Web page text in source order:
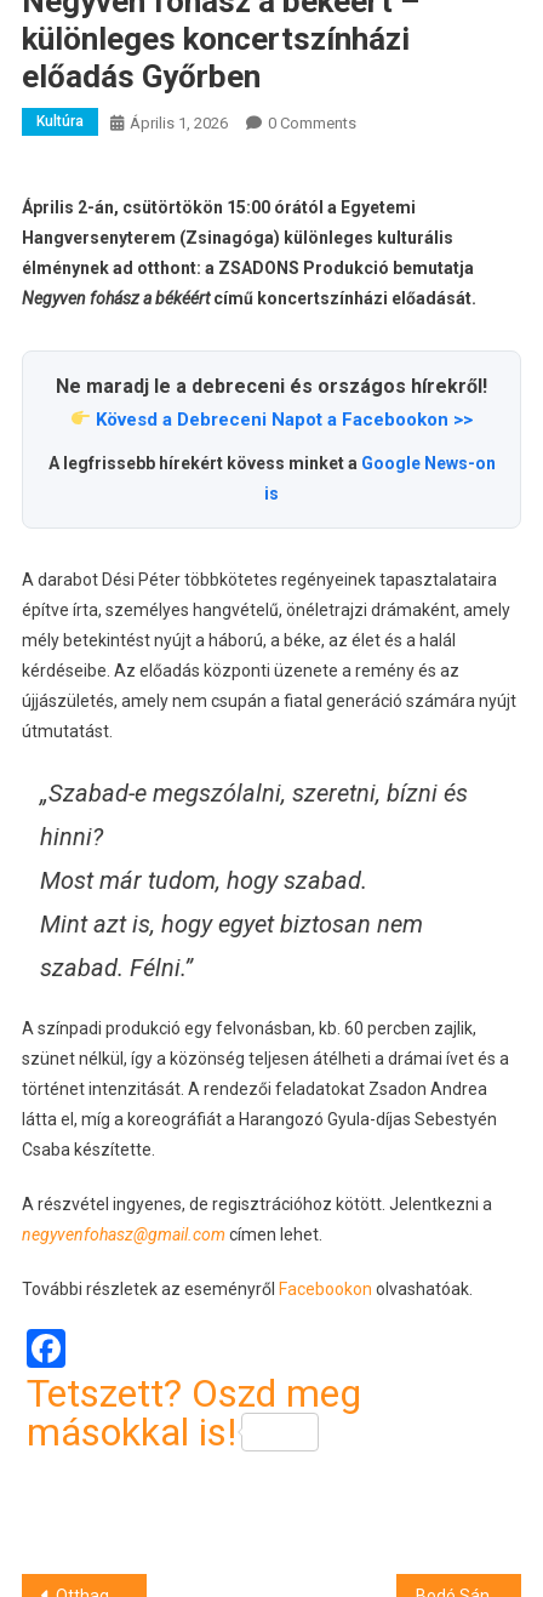
különleges koncertszínházi
előadás Győrben
Kultúra Április 1, 2026 0 Comments
Április 2-án, csütörtökön 15:00 órától a Egyetemi
Hangversenyterem (Zsinagóga) különleges kulturális
élménynek ad otthont: a ZSADONS Produkció bemutatja
Negyven fohász a békéértcímű koncertszínházi előadását.
Ne maradj le a debreceni és országos hírekről!
Kövesd a Debreceni Napot a Facebookon >>
A legfrissebb hírekért kövess minket a Google News-on
is
A darabot Dési Péter többkötetes regényeinek tapasztalataira
építve írta, személyes hangvételű, önéletrajzi drámaként, amely
mély betekintést nyújt a háború, a béke, az élet és a halál
kérdéseibe. Az előadás központi üzenete a remény és az
újjászületés, amely nem csupán a fiatal generáció számára nyújt
útmutatást.
„Szabad-e megszólalni, szeretni, bízni és
hinni?
Most már tudom, hogy szabad.
Mint azt is, hogy egyet biztosan nem
szabad. Félni.”
A színpadi produkció egy felvonásban, kb. 60 percben zajlik,
szünet nélkül, így a közönség teljesen átélheti a drámai ívet és a
történet intenzitását. A rendezői feladatokat Zsadon Andrea
látta el, míg a koreográfiát a Harangozó Gyula-díjas Sebestyén
Csaba készítette.
A részvétel ingyenes, de regisztrációhoz kötött. Jelentkezni a
negyvenfohasz@gmail.com címen lehet.
További részletek az eseményről Facebookon olvashatóak.
Facebook
Tetszett? Oszd meg
másokkal is!